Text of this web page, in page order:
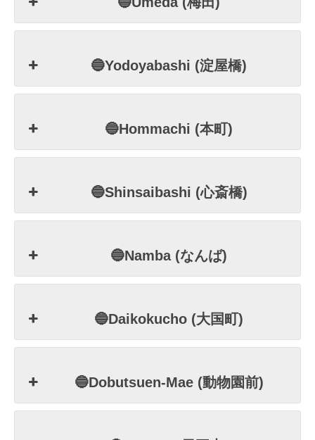
🔵Yodoyabashi (淀屋橋)
🔵Hommachi (本町)
🔵Shinsaibashi (心斎橋)
🔵Namba (なんば)
🔵Daikokucho (大国町)
🔵Dobutsuen-Mae (動物園前)